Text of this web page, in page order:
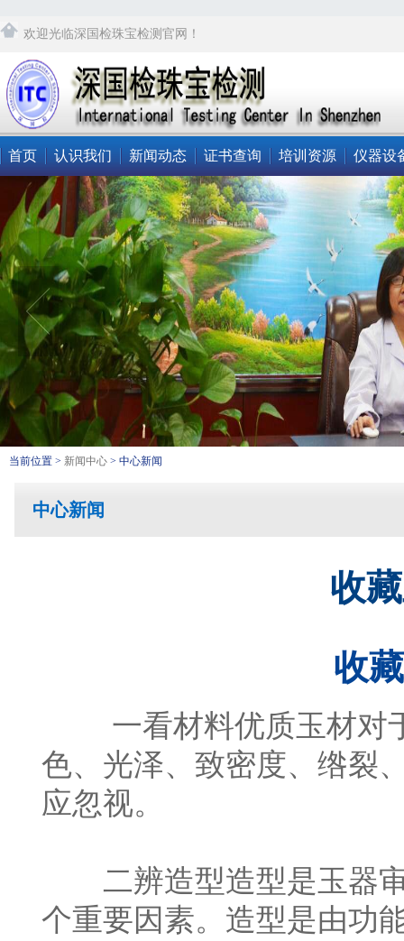
欢迎光临深国检珠宝检测官网！
首页 认识我们 新闻动态 证书查询 培训资源 仪器设
当前位置 > 新闻中心 > 中心新闻
中心新闻
收
收
一看材料优质玉材对
色、光泽、致密度、绺裂
应忽视。
二辨造型造型是玉器审
个重要因素。造型是由功